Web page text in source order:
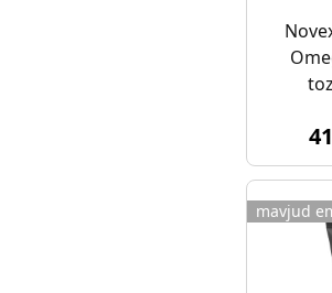
mavjud